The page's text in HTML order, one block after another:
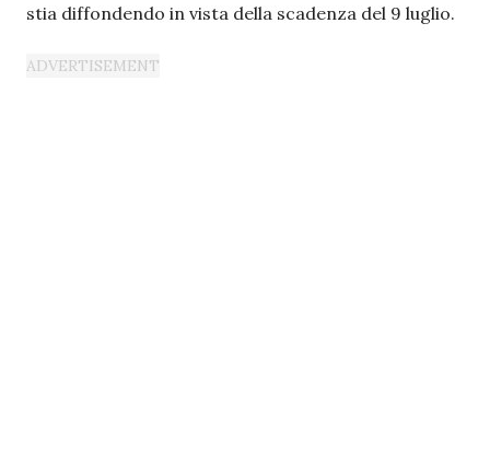
stia diffondendo in vista della scadenza del 9 luglio.